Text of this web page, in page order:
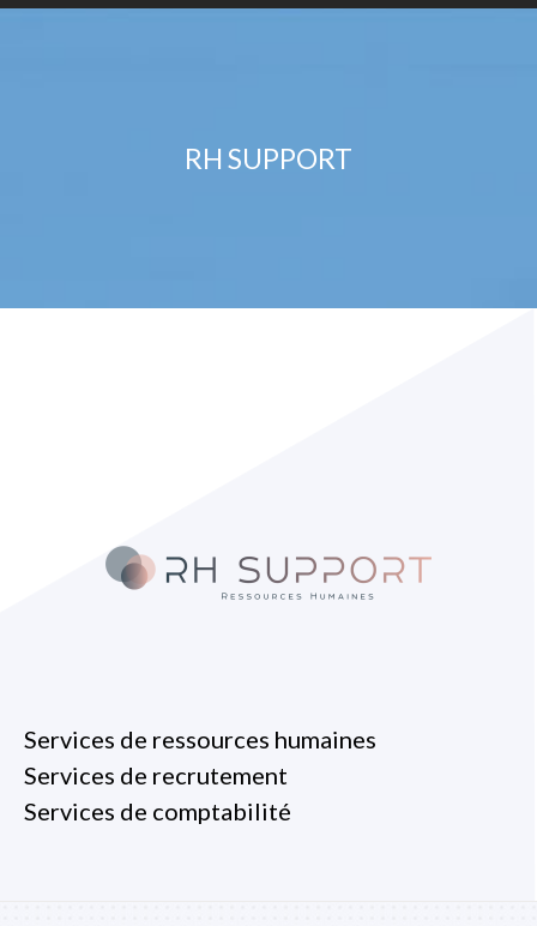
RH SUPPORT
Services de ressources humaines
Services de recrutement
Services de comptabilité